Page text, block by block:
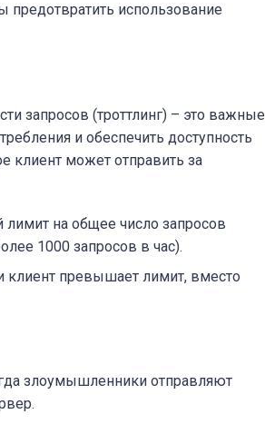
предотвратить использование
запросов (троттлинг) – это важные
и обеспечить доступность
клиент может отправить за
лимит на общее число запросов
1000 запросов в час).
клиент превышает лимит, вместо
злоумышленники отправляют